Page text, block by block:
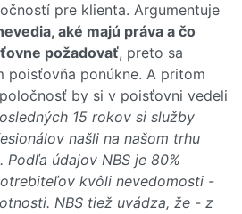
pre klienta. Argumentuje
aké majú práva a čo
požadovať, preto sa
poisťovňa ponúkne. A pritom
by si v poisťovni vedeli
15 rokov si služby
našli na našom trhu
údajov NBS je 80%
kvôli nevedomosti -
NBS tiež uvádza, že - z